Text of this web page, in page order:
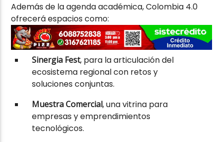
Además de la agenda académica, Colombia 4.0
ofrecerá espacios como:
Sinergia Fest, para la articulación del
ecosistema regional con retos y
soluciones conjuntas.
Muestra Comercial, una vitrina para
empresas y emprendimientos
tecnológicos.